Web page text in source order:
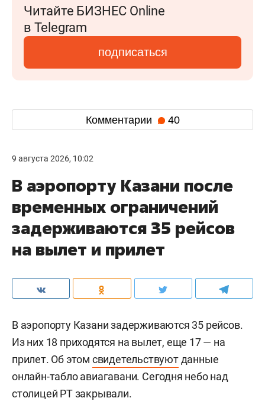
Читайте БИЗНЕС Online
в Telegram
подписаться
Комментарии 40
9 августа 2026, 10:02
В аэропорту Казани после
временных ограничений
задерживаются 35 рейсов
на вылет и прилет
В аэропорту Казани задерживаются 35 рейсов.
Из них 18 приходятся на вылет, еще 17 — на
прилет. Об этом свидетельствуютданные
онлайн-табло авиагавани. Сегодня небо над
столицей РТ закрывали.